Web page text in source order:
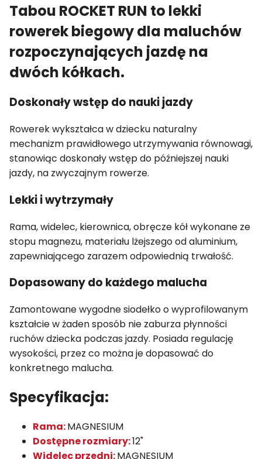
Tabou ROCKET RUN to lekki
rowerek biegowy dla maluchów
rozpoczynających jazdę na
dwóch kółkach.
Doskonały wstęp do nauki jazdy
Rowerek wykształca w dziecku naturalny
mechanizm prawidłowego utrzymywania równowagi,
stanowiąc doskonały wstęp do późniejszej nauki
jazdy, na zwyczajnym rowerze.
Lekki i wytrzymały
Rama, widelec, kierownica, obręcze kół wykonane ze
stopu magnezu, materiału lżejszego od aluminium,
zapewniającego zarazem odpowiednią trwałość.
Dopasowany do każdego malucha
Zamontowane wygodne siodełko o wyprofilowanym
kształcie w żaden sposób nie zaburza płynności
ruchów dziecka podczas jazdy. Posiada regulację
wysokości, przez co można je dopasować do
konkretnego malucha.
Specyfikacja:
Rama:MAGNESIUM
Dostępne rozmiary:12"
Widelec przedni:MAGNESIUM